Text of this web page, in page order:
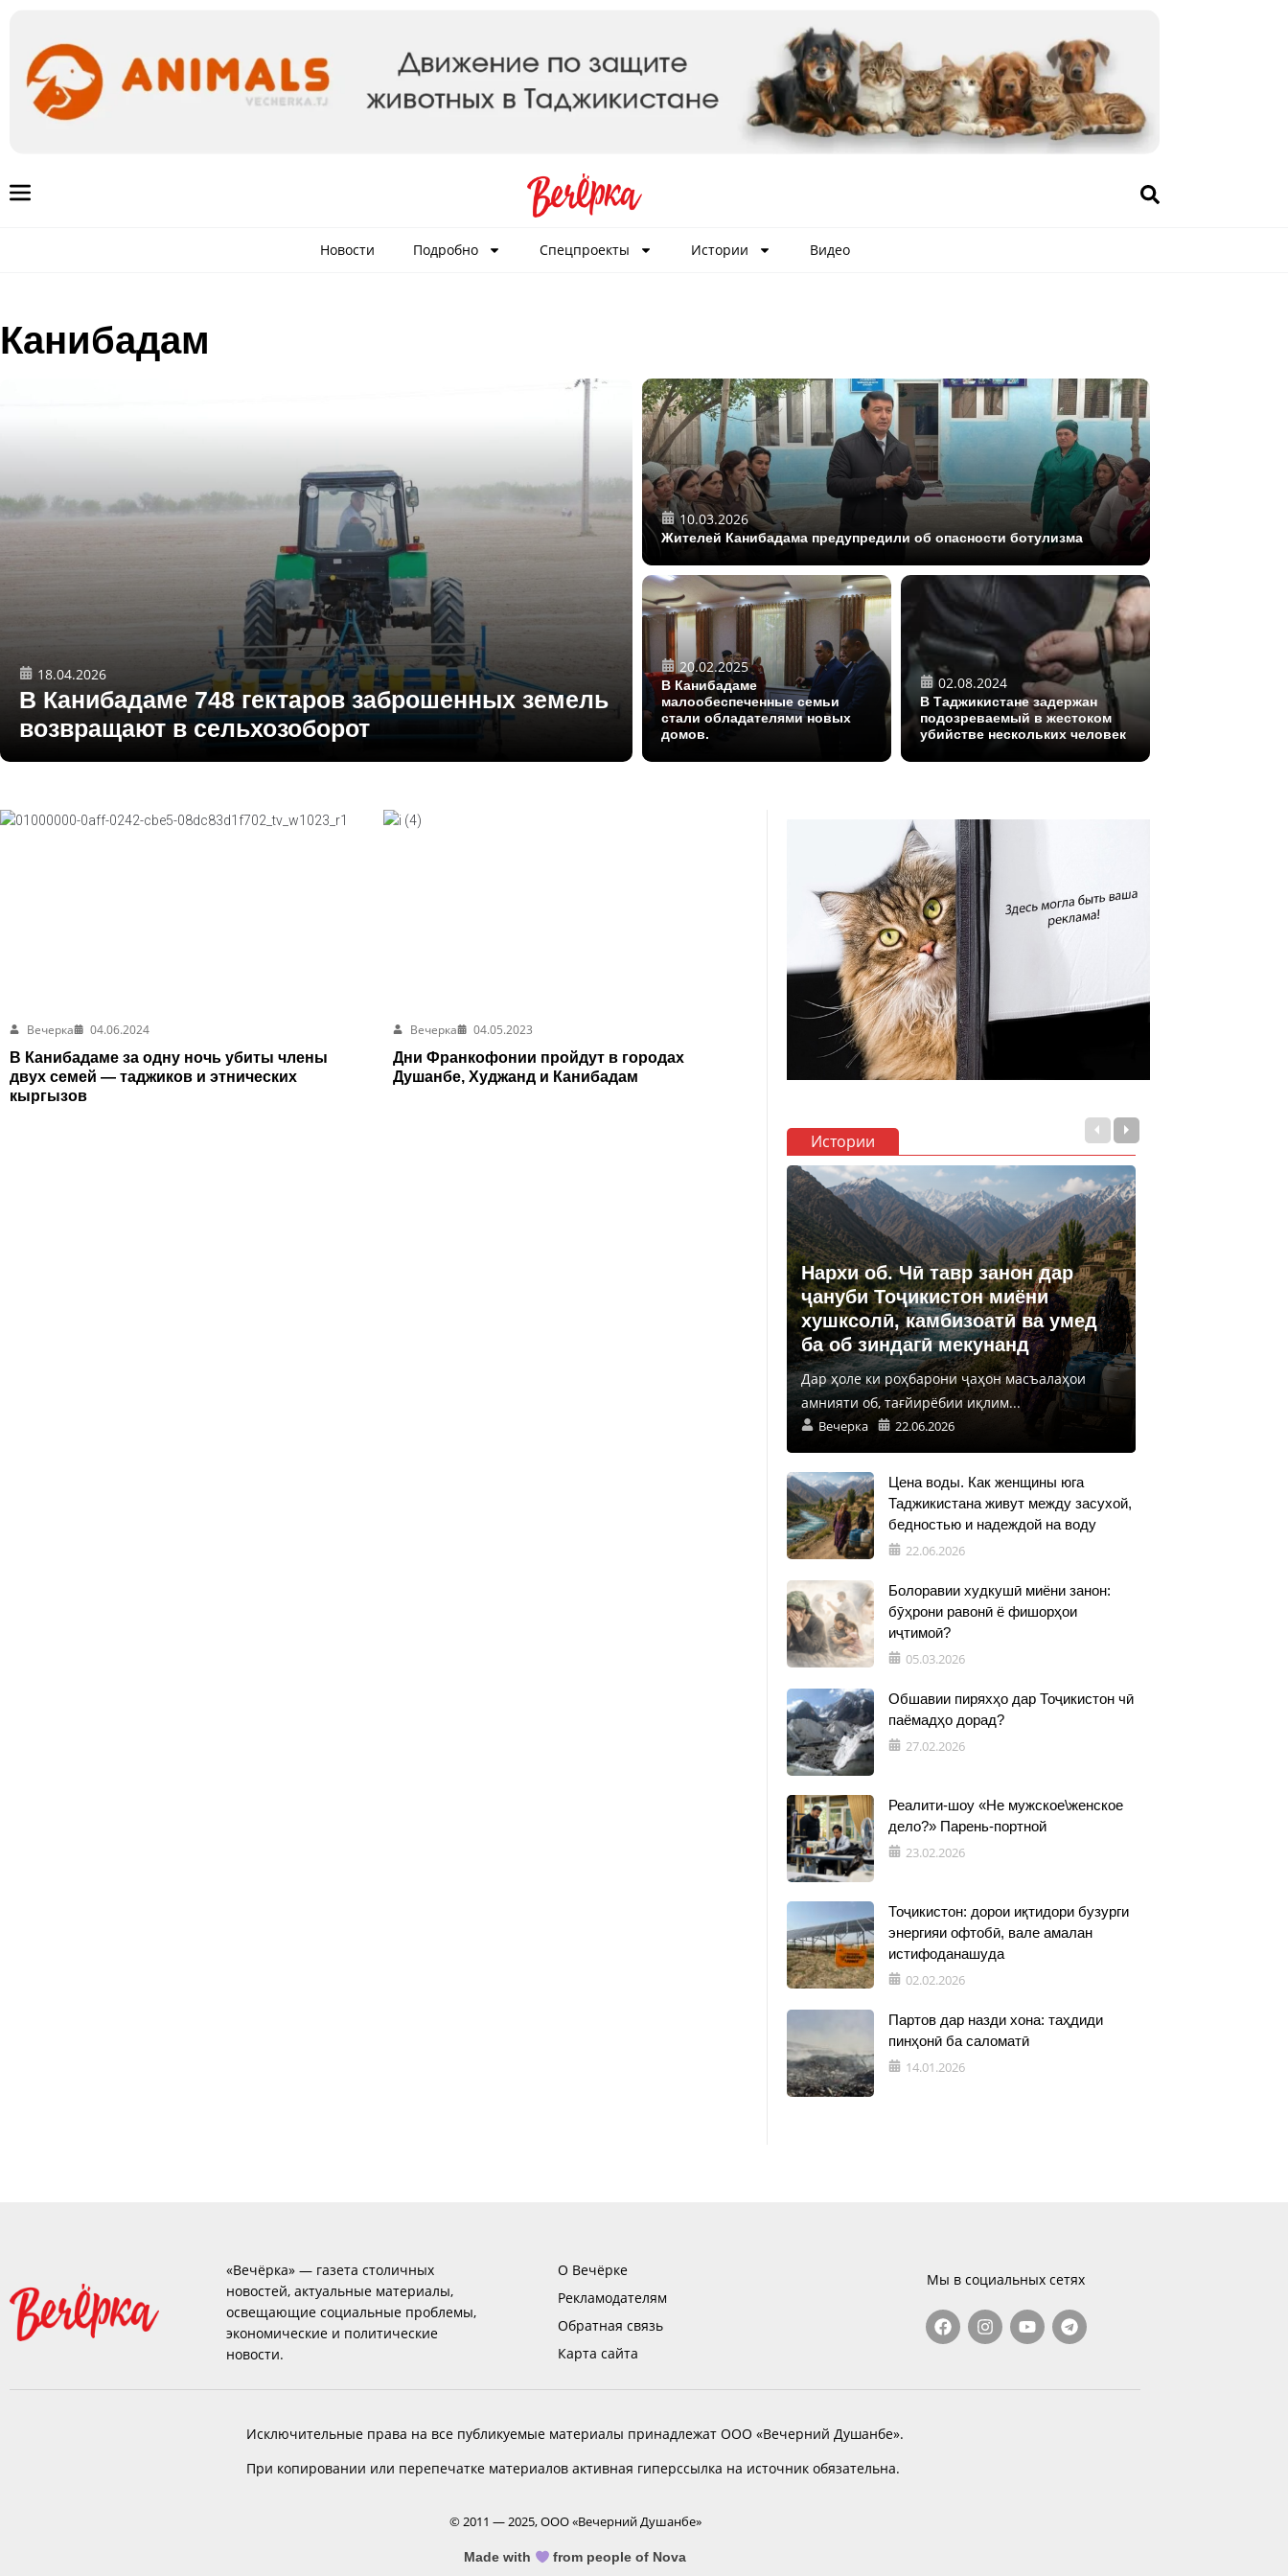
Новости Подробно Спецпроекты Истории Видео
Канибадам
18.04.2026
В Канибадаме 748 гектаров заброшенных земель
возвращают в сельхозоборот
10.03.2026
Жителей Канибадама предупредили об опасности ботулизма
20.02.2025
В Канибадаме
малообеспеченные семьи
стали обладателями новых
домов.
02.08.2024
В Таджикистане задержан
подозреваемый в жестоком
убийстве нескольких человек
Вечерка
04.06.2024
В Канибадаме за одну ночь убиты члены
двух семей — таджиков и этнических
кыргызов
Вечерка
04.05.2023
Дни Франкофонии пройдут в городах
Душанбе, Худжанд и Канибадам
Истории
Нархи об. Чӣ тавр занон дар
ҷануби Тоҷикистон миёни
хушксолӣ, камбизоатӣ ва умед
ба об зиндагӣ мекунанд
Дар ҳоле ки роҳбарони ҷаҳон масъалаҳои
амнияти об, тағйирёбии иқлим...
Вечерка 22.06.2026
Цена воды. Как женщины юга
Таджикистана живут между засухой,
бедностью и надеждой на воду
22.06.2026
Болоравии худкушӣ миёни занон:
бӯҳрони равонӣ ё фишорҳои
иҷтимоӣ?
05.03.2026
Обшавии пиряхҳо дар Тоҷикистон чӣ
паёмадҳо дорад?
27.02.2026
Реалити-шоу «Не мужское\женское
дело?» Парень-портной
23.02.2026
Тоҷикистон: дорои иқтидори бузурги
энергияи офтобӣ, вале амалан
истифоданашуда
02.02.2026
Партов дар назди хона: таҳдиди
пинҳонӣ ба саломатӣ
14.01.2026
«Вечёрка» — газета столичных
новостей, актуальные материалы,
освещающие социальные проблемы,
экономические и политические
новости.
О Вечёрке
Рекламодателям
Обратная связь
Карта сайта
Мы в социальных сетях
Исключительные права на все публикуемые материалы принадлежат ООО «Вечерний Душанбе».
При копировании или перепечатке материалов активная гиперссылка на источник обязательна.
© 2011 — 2025, ООО «Вечерний Душанбе»
Made with from people of Nova